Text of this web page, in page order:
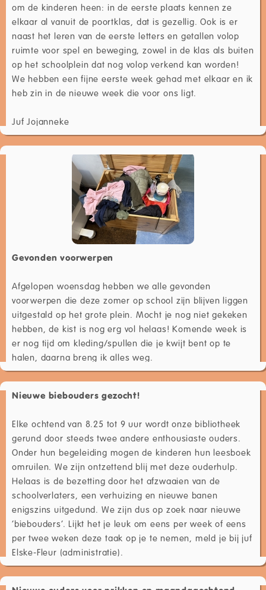
om de kinderen heen: in de eerste plaats kennen ze
elkaar al vanuit de poortklas, dat is gezellig. Ook is er
naast het leren van de eerste letters en getallen volop
ruimte voor spel en beweging, zowel in de klas als buiten
op het schoolplein dat nog volop verkend kan worden!
We hebben een fijne eerste week gehad met elkaar en ik
heb zin in de nieuwe week die voor ons ligt.
Juf Jojanneke
Gevonden voorwerpen
Afgelopen woensdag hebben we alle gevonden
voorwerpen die deze zomer op school zijn blijven liggen
uitgestald op het grote plein. Mocht je nog niet gekeken
hebben, de kist is nog erg vol helaas! Komende week is
er nog tijd om kleding/spullen die je kwijt bent op te
halen, daarna breng ik alles weg.
Nieuwe biebouders gezocht!
Elke ochtend van 8.25 tot 9 uur wordt onze bibliotheek
gerund door steeds twee andere enthousiaste ouders.
Onder hun begeleiding mogen de kinderen hun leesboek
omruilen. We zijn ontzettend blij met deze ouderhulp.
Helaas is de bezetting door het afzwaaien van de
schoolverlaters, een verhuizing en nieuwe banen
enigszins uitgedund. We zijn dus op zoek naar nieuwe
‘biebouders’. Lijkt het je leuk om eens per week of eens
per twee weken deze taak op je te nemen, meld je bij juf
Elske-Fleur (administratie).